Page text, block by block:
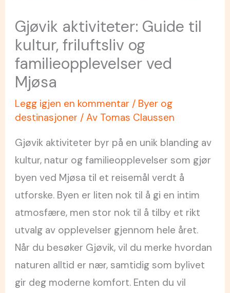
Gjøvik aktiviteter: Guide til
kultur, friluftsliv og
familieopplevelser ved
Mjøsa
Legg igjen en kommentar / Byer og
destinasjoner / Av Tomas Claussen
Gjøvik aktiviteter byr på en unik blanding av
kultur, natur og familieopplevelser som gjør
byen ved Mjøsa til et reisemål verdt å
utforske. Byen er liten nok til å gi en intim
atmosfære, men stor nok til å tilby et rikt
utvalg av opplevelser gjennom hele året.
Når du besøker Gjøvik, vil du merke hvordan
naturen alltid er nær, samtidig som bylivet
gir deg moderne komfort. Enten du vil